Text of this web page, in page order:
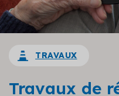
TRAVAUX
Travaux de